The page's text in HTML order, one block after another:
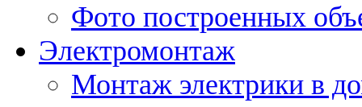
Фото построенных
Электромонтаж
Монтаж электрики в